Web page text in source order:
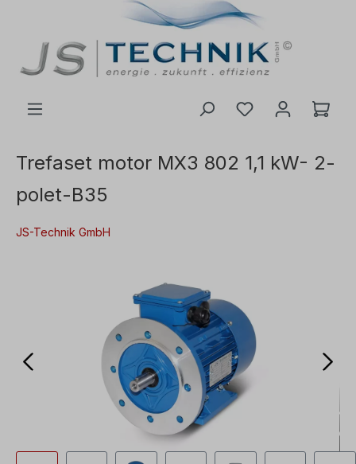
Trefaset motor MX3 802 1,1 kW- 2-
polet-B35
JS-Technik GmbH